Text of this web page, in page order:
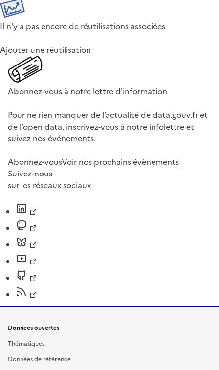
Il n'y a pas encore de réutilisations associées
Ajouter une réutilisation
Abonnez-vous à notre lettre d'information
Pour ne rien manquer de l’actualité de data.gouv.fr et
de l’open data, inscrivez-vous à notre infolettre et
suivez nos événements.
Abonnez-vousVoir nos prochains évènements
Suivez-nous
sur les réseaux sociaux
Données ouvertes
Thématiques
Données de référence